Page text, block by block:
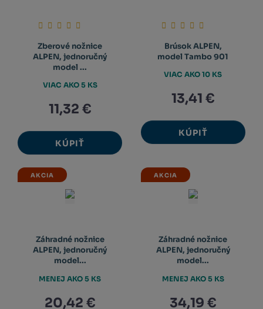
Zberové nožnice
ALPEN, jednoručný
model ...
11,32 €
KÚPIŤ
VIAC AKO 5 KS
Brúsok ALPEN,
model Tambo 901
13,41 €
KÚPIŤ
VIAC AKO 10 KS
AKCIA
Záhradné nožnice
ALPEN, jednoručný
model...
20,42 €
MENEJ AKO 5 KS
AKCIA
Záhradné nožnice
ALPEN, jednoručný
model...
34,19 €
MENEJ AKO 5 KS